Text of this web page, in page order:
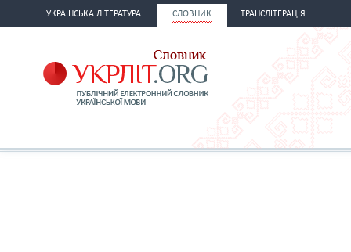
УКРАЇНСЬКА ЛІТЕРАТУРА СЛОВНИК ТРАНСЛІТЕРАЦІЯ